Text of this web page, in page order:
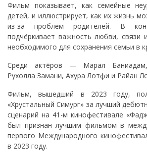
Фильм показывает, как семейные
детей, и иллюстрирует, как их жизнь
из-за проблем родителей. В
подчёркивает важность любви, связи
необходимого для сохранения семьи в
Среди актёров — Марал
Рухолла Замани, Ахура Лотфи и Райан
Фильм, вышедший в 2023 году,
«Хрустальный Симург» за лучший
сценарий на 41-м кинофестивале
был признан лучшим фильмом в
первого Международного
в 2023 году.